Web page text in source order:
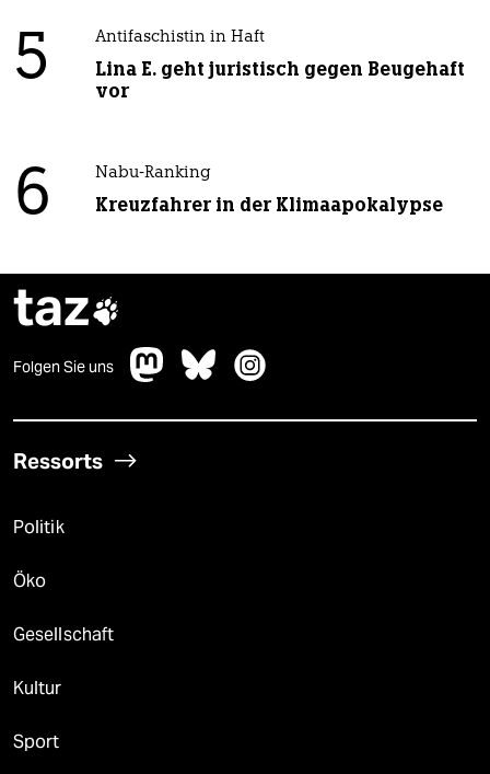
5 Antifaschistin in Haft
Lina E. geht juristisch gegen Beugehaft
vor
6 Nabu-Ranking
Kreuzfahrer in der Klimaapokalypse
taz
Folgen Sie uns
Ressorts
Politik
Öko
Gesellschaft
Kultur
Sport